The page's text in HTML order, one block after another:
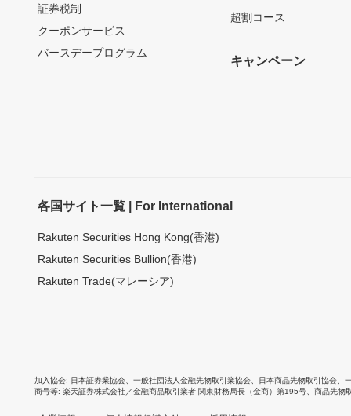
証券税制
クーポンサービス
バースデープログラム
超割コース
キャンペーン
各国サイト一覧 | For International
Rakuten Securities Hong Kong(香港)
Rakuten Securities Bullion(香港)
Rakuten Trade(マレーシア)
加入協会 日本証券業協会 一般社団法人金融先物取引業協会 日本商品先物取引協会
商号等 楽天証券株式会社／金融商品取引業者 関東財務局長（金商）第195号、商品先物